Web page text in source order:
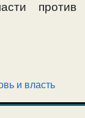
против
и власть